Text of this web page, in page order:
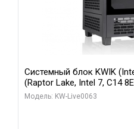
Системный блок KWIK
(Raptor Lake, Intel 7, C14
RTX5080 VENTUS 3X OC
Модель: KW-Live0063